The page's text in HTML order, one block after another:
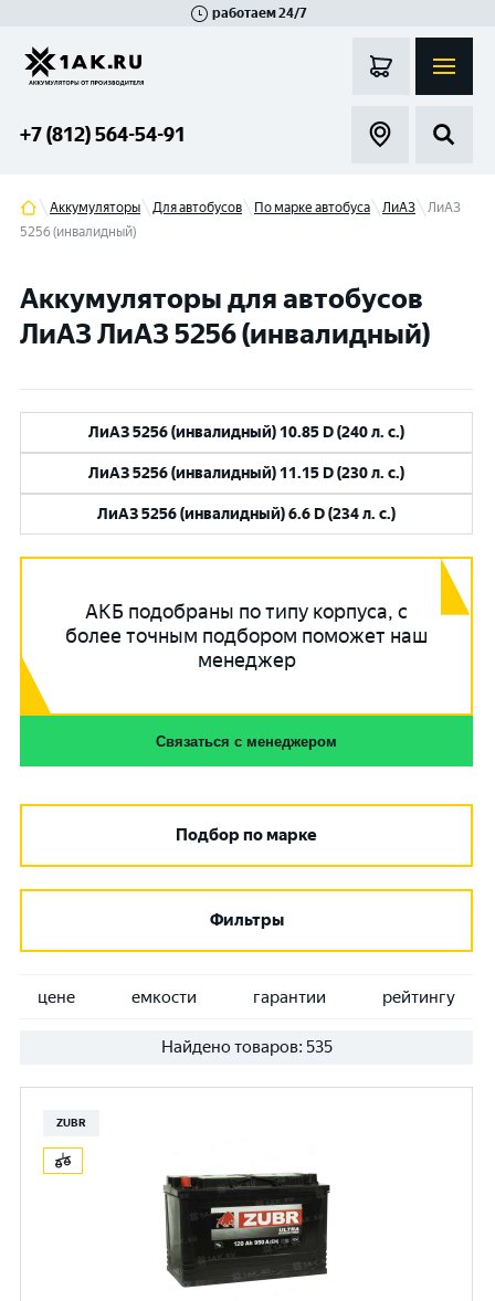
работаем 24/7
+7 (812) 564-54-91
Аккумуляторы Для автобусов По марке автобуса ЛиАЗ
ЛиАЗ
5256 (инвалидный)
Аккумуляторы для автобусов
ЛиАЗ ЛиАЗ 5256 (инвалидный)
ЛиАЗ 5256 (инвалидный) 10.85 D (240 л. с.)
ЛиАЗ 5256 (инвалидный) 11.15 D (230 л. с.)
ЛиАЗ 5256 (инвалидный) 6.6 D (234 л. с.)
АКБ подобраны по типу корпуса, с
более точным подбором поможет наш
менеджер
Связаться с менеджером
Подбор по марке
Фильтры
цене емкости гарантии рейтингу
Найдено товаров: 535
ZUBR
Гатчина